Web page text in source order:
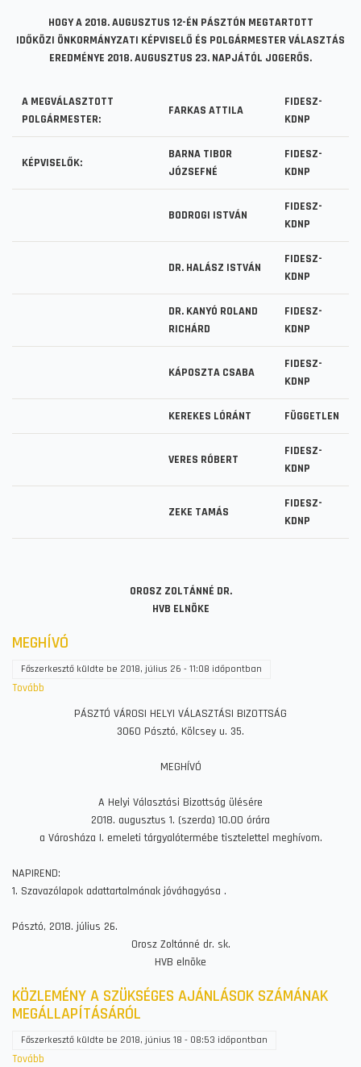
HOGY A 2018. AUGUSZTUS 12-ÉN PÁSZTÓN MEGTARTOTT
IDŐKÖZI ÖNKORMÁNYZATI KÉPVISELŐ ÉS POLGÁRMESTER VÁLASZTÁS
EREDMÉNYE 2018. AUGUSZTUS 23. NAPJÁTÓL JOGERŐS.
A MEGVÁLASZTOTT
POLGÁRMESTER:
FARKAS ATTILA
FIDESZ-
KDNP
KÉPVISELŐK:
BARNA TIBOR
JÓZSEFNÉ
FIDESZ-
KDNP
BODROGI ISTVÁN
FIDESZ-
KDNP
DR. HALÁSZ ISTVÁN
FIDESZ-
KDNP
DR. KANYÓ ROLAND
RICHÁRD
FIDESZ-
KDNP
KÁPOSZTA CSABA
FIDESZ-
KDNP
KEREKES LÓRÁNT FÜGGETLEN
VERES RÓBERT
FIDESZ-
KDNP
ZEKE TAMÁS
FIDESZ-
KDNP
OROSZ ZOLTÁNNÉ DR.
HVB ELNÖKE
MEGHÍVÓ
Főszerkesztő küldte be 2018, július 26 - 11:08 időpontban
Tovább
PÁSZTÓ VÁROSI HELYI VÁLASZTÁSI BIZOTTSÁG
3060 Pásztó, Kölcsey u. 35.
MEGHÍVÓ
A Helyi Választási Bizottság ülésére
2018. augusztus 1. (szerda) 10.00 órára
a Városháza I. emeleti tárgyalótermébe tisztelettel meghívom.
NAPIREND:
1. Szavazólapok adattartalmának jóváhagyása .
Pásztó, 2018. július 26.
Orosz Zoltánné dr. sk.
HVB elnöke
KÖZLEMÉNY A SZÜKSÉGES AJÁNLÁSOK SZÁMÁNAK
MEGÁLLAPÍTÁSÁRÓL
Főszerkesztő küldte be 2018, június 18 - 08:53 időpontban
Tovább